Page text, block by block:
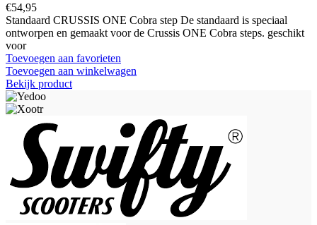
€54,95
Standaard CRUSSIS ONE Cobra step De standaard is speciaal
ontworpen en gemaakt voor de Crussis ONE Cobra steps. geschikt
voor
Toevoegen aan favorieten
Toevoegen aan winkelwagen
Bekijk product